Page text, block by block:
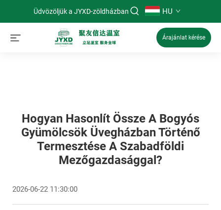
Üdvözöljük a JYXD-zöldházban HU
Árajánlat kérése
Hogyan Hasonlít Össze A Bogyós
Gyümölcsök Üvegházban Történő
Termesztése A Szabadföldi
Mezőgazdasággal?
2026-06-22 11:30:00